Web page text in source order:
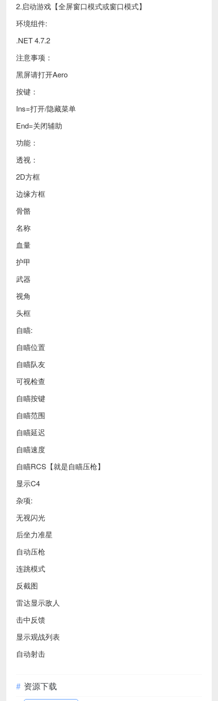
2.启动游戏【全屏窗口模式或窗口模式】
环境组件:
.NET 4.7.2
注意事项：
黑屏请打开Aero
按键：
Ins=打开/隐藏菜单
End=关闭辅助
功能：
透视：
2D方框
边缘方框
骨骼
名称
血量
护甲
武器
视角
头框
自瞄:
自瞄位置
自瞄队友
可视检查
自瞄按键
自瞄范围
自瞄延迟
自瞄速度
自瞄RCS【就是自瞄压枪】
显示C4
杂项:
无视闪光
后坐力准星
自动压枪
连跳模式
反截图
雷达显示敌人
击中反馈
显示观战列表
自动射击
资源下载